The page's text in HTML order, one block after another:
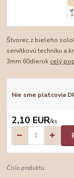
Štvorec z bieleho
servítkovú techniku a
3mm 60dierok celý
Nie sme platcovia
2,10 EUR/ks
Číslo produktu: